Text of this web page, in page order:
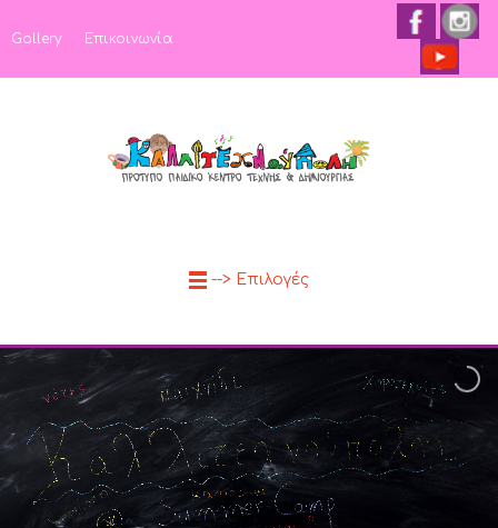
Gallery Επικοινωνία
--> Επιλογές